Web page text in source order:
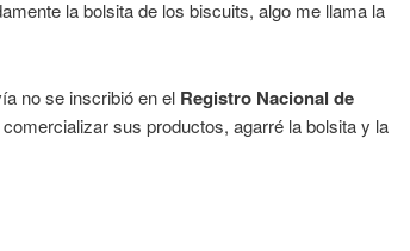
la bolsita de los biscuits, algo me llama la
no se inscribió en el Registro Nacional de
sus productos, agarré la bolsita y la